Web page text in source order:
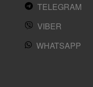
TELEGRAM
VIBER
WHATSAPP